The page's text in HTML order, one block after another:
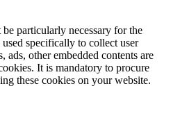
particularly necessary for the
specifically to collect user
ads, other embedded contents are
It is mandatory to procure
these cookies on your website.